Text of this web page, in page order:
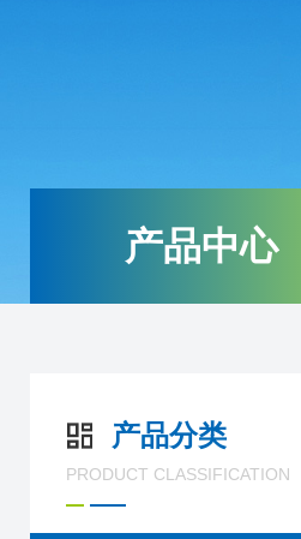
产品中心
产品分类
PRODUCT CLASSIFICATION